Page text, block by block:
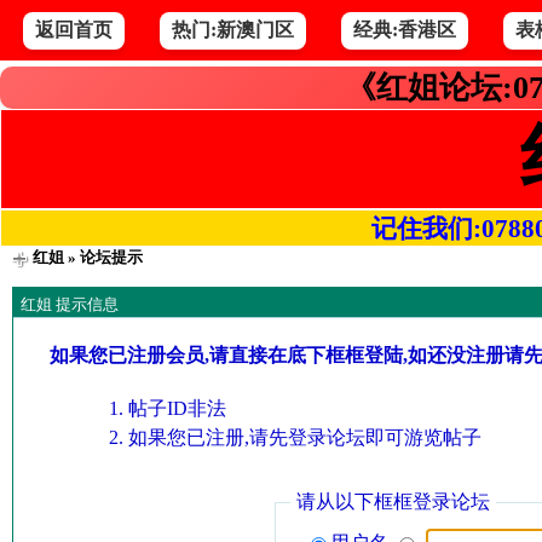
返回首页 热门:新澳门区 经典:香港区 表
《红姐论坛
记住我们
红姐» 论坛提示
红姐 提示信息
如果您已注册会员,请直接在底下框框登陆,如还没注册请
帖子ID非法
如果您已注册,请先登录论坛即可游览帖子
请从以下框框登录论坛